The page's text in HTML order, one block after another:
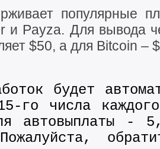
популярные
и Payza. Для вывода
$50, а для Bitcoin –
будет
го числа
автовыплаты -